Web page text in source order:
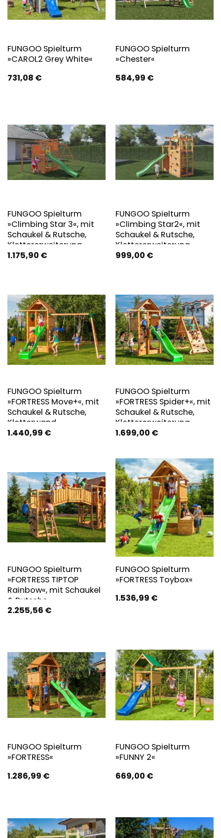
FUNGOO Spielturm
»CAROL2 Grey White«
731,08 €
FUNGOO Spielturm
»Chester«
584,99 €
FUNGOO Spielturm
»Climbing Star 3«, mit
Schaukel & Rutsche,
Klettererweiterung
1.175,90 €
FUNGOO Spielturm
»Climbing Star2«, mit
Schaukel & Rutsche,
Klettererweiterung
999,00 €
FUNGOO Spielturm
»FORTRESS Move+«, mit
Schaukel & Rutsche,
Kletterwand
1.440,99 €
FUNGOO Spielturm
»FORTRESS Spider+«, mit
Schaukel & Rutsche,
Klettererweiterung
1.699,00 €
FUNGOO Spielturm
»FORTRESS TIPTOP
Rainbow«, mit Schaukel
& Rutsche,
Klettererweiterung,
2.255,56 €
FUNGOO Spielturm
»FORTRESS Toybox«
1.536,99 €
FUNGOO Spielturm
»FORTRESS«
1.286,99 €
FUNGOO Spielturm
»FUNNY 2«
669,00 €